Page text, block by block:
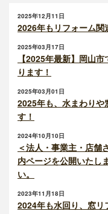
2025年12月11日
2026年もリフォーム関
2025年03月17日
【2025年最新】岡山
ります！
2025年03月01日
2025年も、水まわりや
す！
2024年10月10日
＜法人・事業主・店舗
内ページを公開いたし
い。
2023年11月18日
2024年も水回り、窓